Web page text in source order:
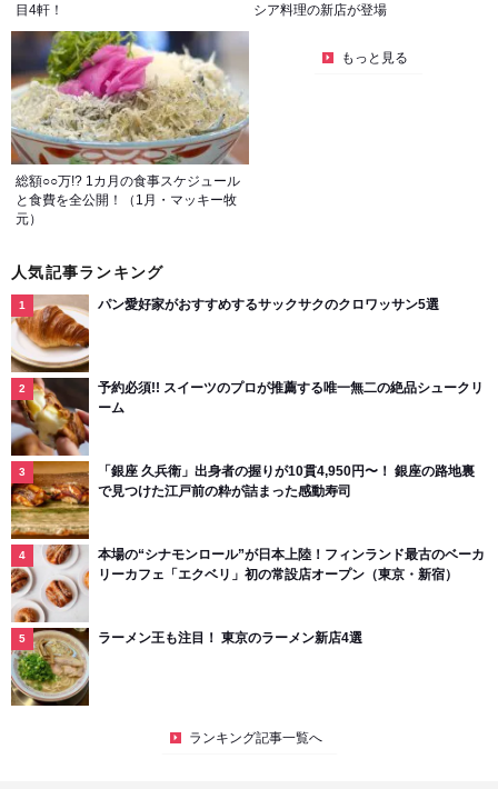
目4軒！
シア料理の新店が登場
総額○○万!? 1カ月の食事スケジュール
と食費を全公開！（1月・マッキー牧
元）
もっと見る
人気記事ランキング
パン愛好家がおすすめするサックサクのクロワッサン5選
予約必須!! スイーツのプロが推薦する唯一無二の絶品シュークリ
ーム
「銀座 久兵衛」出身者の握りが10貫4,950円〜！ 銀座の路地裏
で見つけた江戸前の粋が詰まった感動寿司
本場の“シナモンロール”が日本上陸！フィンランド最古のベーカ
リーカフェ「エクベリ」初の常設店オープン（東京・新宿）
ラーメン王も注目！ 東京のラーメン新店4選
ランキング記事一覧へ